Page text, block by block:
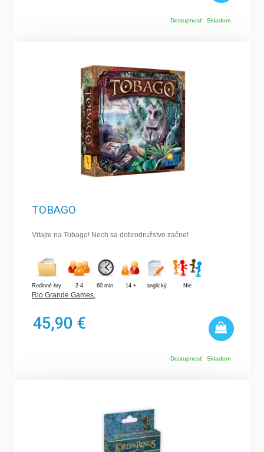
Dostupnosť: Skladom
TOBAGO
Vitajte na Tobago! Nech sa dobrodružstvo začne!
Rodinné hry 2-4 60 min. 14 + anglický Nie
Rio Grande Games,
45,90 €
Dostupnosť: Skladom